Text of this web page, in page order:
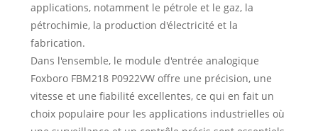
applications, notamment le pétrole et le gaz, la
pétrochimie, la production d'électricité et la
fabrication.
Dans l'ensemble, le module d'entrée analogique
Foxboro FBM218 P0922VW offre une précision, une
vitesse et une fiabilité excellentes, ce qui en fait un
choix populaire pour les applications industrielles où